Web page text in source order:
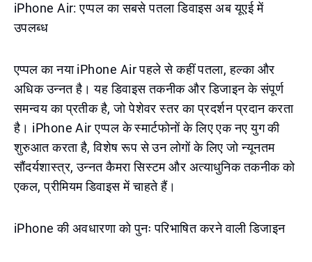
iPhone Air: एप्पल का सबसे पतला डिवाइस अब यूएई में
उपलब्ध
एप्पल का नया iPhone Air पहले से कहीं पतला, हल्का और
अधिक उन्नत है। यह डिवाइस तकनीक और डिजाइन के संपूर्ण
समन्वय का प्रतीक है, जो पेशेवर स्तर का प्रदर्शन प्रदान करता
है। iPhone Air एप्पल के स्मार्टफोनों के लिए एक नए युग की
शुरुआत करता है, विशेष रूप से उन लोगों के लिए जो न्यूनतम
सौंदर्यशास्त्र, उन्नत कैमरा सिस्टम और अत्याधुनिक तकनीक को
एकल, प्रीमियम डिवाइस में चाहते हैं।
iPhone की अवधारणा को पुनः परिभाषित करने वाली डिजाइन